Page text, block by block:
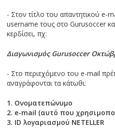
- Στον τίτλο του απαντητικού e-
username τους στο Gurusoccer
κερδίσει, πχ:
Διαγωνισμός Gurusoccer
- Στο περιεχόμενο του e-mail
αναγράφονται τα κάτωθι:
1. Ονοματεπώνυμo
2. e-mail (αυτό που
3. ID λογαριασμού NETELLER